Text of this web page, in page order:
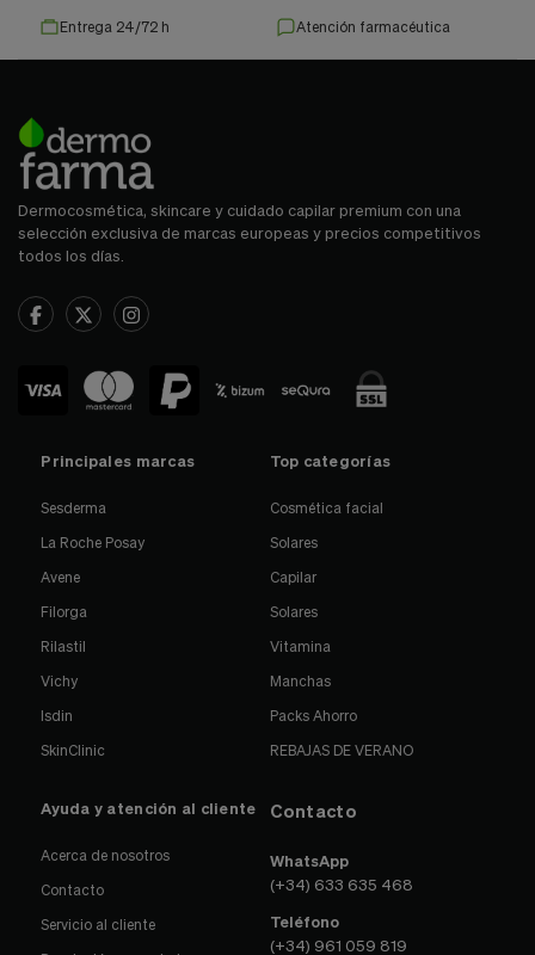
Entrega 24/72 h Atención farmacéutica
Dermocosmética, skincare y cuidado capilar premium con una
selección exclusiva de marcas europeas y precios competitivos
todos los días.
Principales marcas
Sesderma
La Roche Posay
Avene
Filorga
Rilastil
Vichy
Isdin
SkinClinic
Top categorías
Cosmética facial
Solares
Capilar
Solares
Vitamina
Manchas
Packs Ahorro
REBAJAS DE VERANO
Ayuda y atención al cliente
Acerca de nosotros
Contacto
Servicio al cliente
Contacto
WhatsApp
(+34) 633 635 468
Teléfono
(+34) 961 059 819